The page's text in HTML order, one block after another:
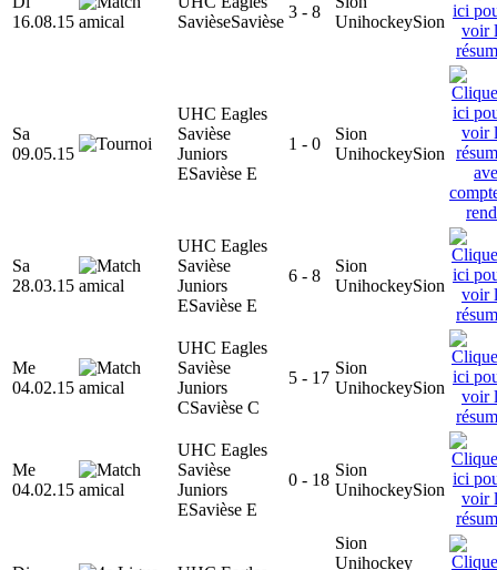
16.08.15
SavièseSavièse
3 - 8
UnihockeySion
Sa
09.05.15
UHC Eagles
Savièse
Juniors
ESavièse E
1 - 0
Sion
UnihockeySion
Sa
28.03.15
UHC Eagles
Savièse
Juniors
ESavièse E
6 - 8
Sion
UnihockeySion
Me
04.02.15
UHC Eagles
Savièse
Juniors
CSavièse C
5 - 17
Sion
UnihockeySion
Me
04.02.15
UHC Eagles
Savièse
Juniors
ESavièse E
0 - 18
Sion
UnihockeySion
Sion
Unihockey